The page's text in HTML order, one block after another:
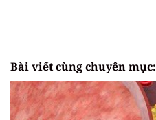
Bài viết cùng chuyên mục: